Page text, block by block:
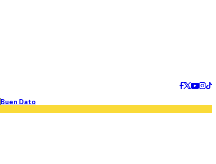
Buen Dato